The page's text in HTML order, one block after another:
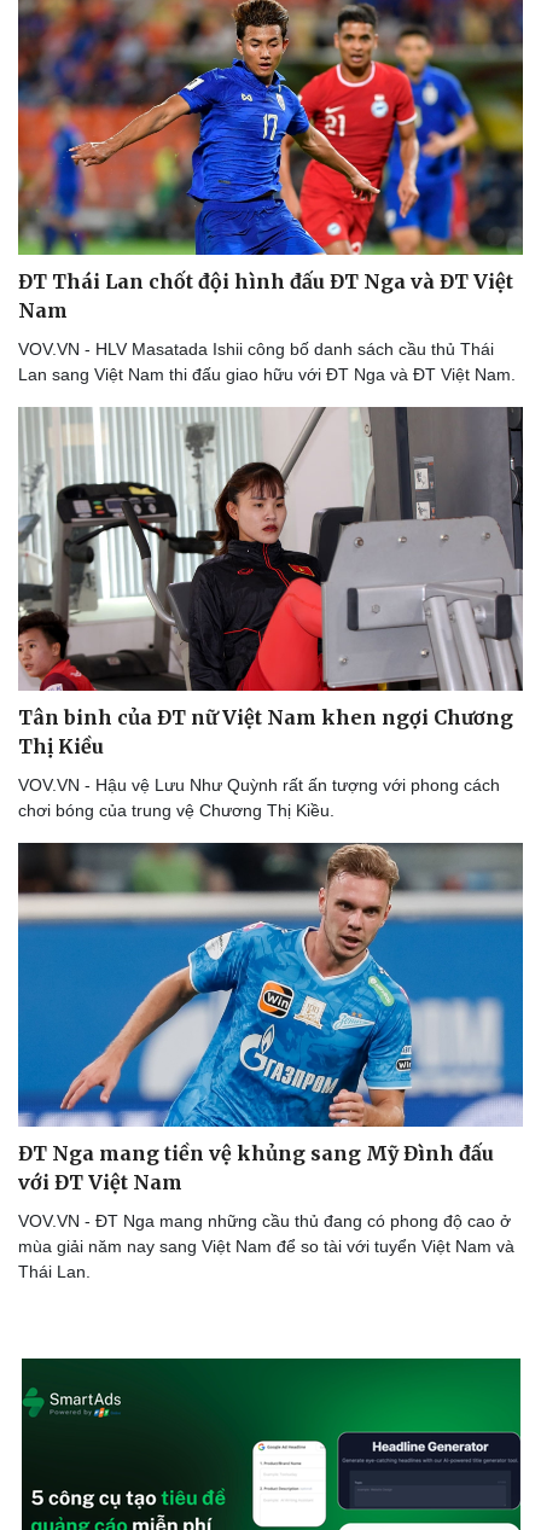
Thể thao
Bóng đá
Lịch thi đấu bóng đá
Thế giới thể thao
eSports
Hậu trường
Ô tô - Xe máy
Ô tô
Xe máy
Tư vấn
ĐT Thái Lan chốt đội hình đấu ĐT Nga và ĐT Việt
Nam
VOV.VN - HLV Masatada Ishii công bố danh sách cầu thủ Thái
Lan sang Việt Nam thi đấu giao hữu với ĐT Nga và ĐT Việt Nam.
Tân binh của ĐT nữ Việt Nam khen ngợi Chương
Thị Kiều
VOV.VN - Hậu vệ Lưu Như Quỳnh rất ấn tượng với phong cách
chơi bóng của trung vệ Chương Thị Kiều.
ĐT Nga mang tiền vệ khủng sang Mỹ Đình đấu
với ĐT Việt Nam
VOV.VN - ĐT Nga mang những cầu thủ đang có phong độ cao ở
mùa giải năm nay sang Việt Nam để so tài với tuyển Việt Nam và
Thái Lan.